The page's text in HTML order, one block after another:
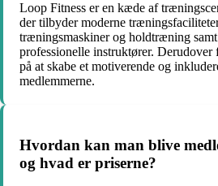
Loop Fitness er en kæde af
der tilbyder moderne
træningsmaskiner og holdtræning
professionelle instruktører. Derudover
på at skabe et motiverende og
medlemmerne.
Hvordan kan man blive
og hvad er priserne?